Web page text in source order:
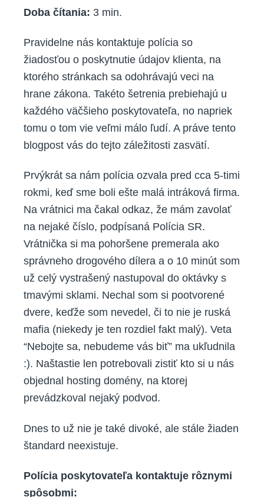
Doba čítania: 3 min.
Pravidelne nás kontaktuje polícia so
žiadosťou o poskytnutie údajov klienta, na
ktorého stránkach sa odohrávajú veci na
hrane zákona. Takéto šetrenia prebiehajú u
každého väčšieho poskytovateľa, no napriek
tomu o tom vie veľmi málo ľudí. A práve tento
blogpost vás do tejto záležitosti zasvätí.
Prvýkrát sa nám polícia ozvala pred cca 5-timi
rokmi, keď sme boli ešte malá intráková firma.
Na vrátnici ma čakal odkaz, že mám zavolať
na nejaké číslo, podpísaná Polícia SR.
Vrátnička si ma pohoršene premerala ako
správneho drogového dílera a o 10 minút som
už celý vystrašený nastupoval do oktávky s
tmavými sklami. Nechal som si pootvorené
dvere, keďže som nevedel, či to nie je ruská
mafia (niekedy je ten rozdiel fakt malý). Veta
“Nebojte sa, nebudeme vás biť” ma ukľudnila
:). Naštastie len potrebovali zistiť kto si u nás
objednal hosting domény, na ktorej
prevádzkoval nejaký podvod.
Dnes to už nie je také divoké, ale stále žiaden
štandard neexistuje.
Polícia poskytovateľa kontaktuje rôznymi
spôsobmi: